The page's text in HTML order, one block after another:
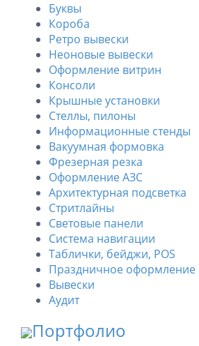
Буквы
Короба
Ретро вывески
Неоновые вывески
Оформление витрин
Консоли
Крышные установки
Стеллы, пилоны
Информационные стенды
Вакуумная формовка
Фрезерная резка
Оформление АЗС
Архитектурная подсветка
Стритлайны
Cветовые панели
Система навигации
Таблички, бейджи, POS
Праздничное оформление
Вывески
Аудит
Портфолио